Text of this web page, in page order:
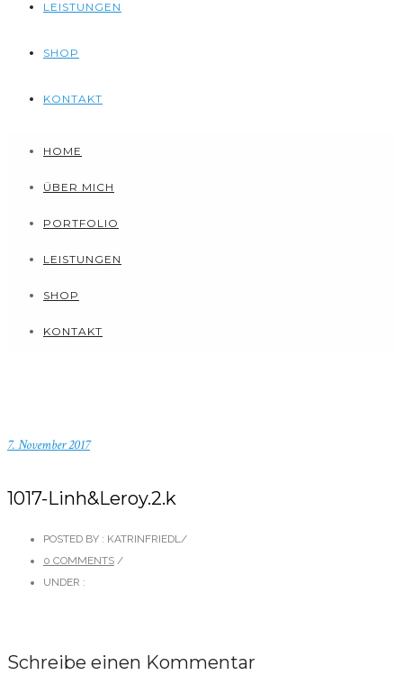
LEISTUNGEN
SHOP
KONTAKT
HOME
ÜBER MICH
PORTFOLIO
LEISTUNGEN
SHOP
KONTAKT
7. November 2017
1017-Linh&Leroy.2.k
POSTED BY : KATRINFRIEDL/
0 COMMENTS /
UNDER :
Schreibe einen Kommentar